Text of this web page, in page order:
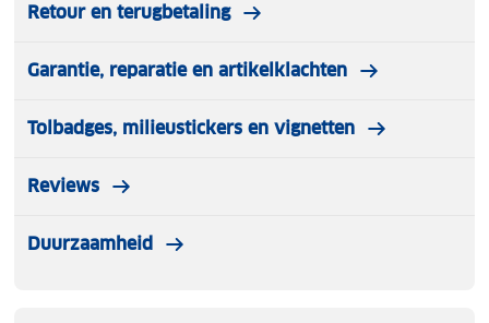
Retour en terugbetaling
Garantie, reparatie en artikelklachten
Tolbadges, milieustickers en vignetten
Reviews
Duurzaamheid